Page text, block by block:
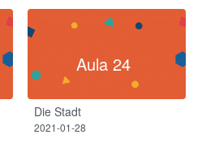
Aula 24
Die Stadt
2021-01-28